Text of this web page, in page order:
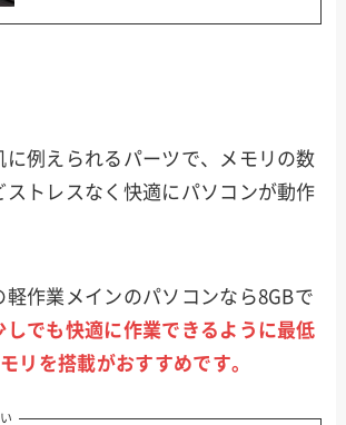
に例えられるパーツで、メモリの数
ストレスなく快適にパソコンが動作
軽作業メインのパソコンなら8GBで
しでも快適に作業できるように最低
リを搭載がおすすめです。